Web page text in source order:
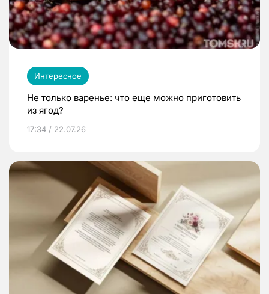
Интересное
Не только варенье: что еще можно приготовить
из ягод?
17:34 / 22.07.26